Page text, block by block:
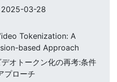
2025-03-28
Tokenization: A
based Approach
オトークン化の再考:条件
プローチ